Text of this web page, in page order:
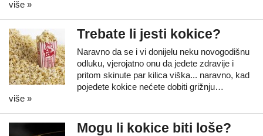
više »
Trebate li jesti kokice?
Naravno da se i vi donijelu neku novogodišnu
odluku, vjerojatno onu da jedete zdravije i
pritom skinute par kilica viška... naravno, kad
pojedete kokice nećete dobiti grižnju…
više »
Mogu li kokice biti loše?